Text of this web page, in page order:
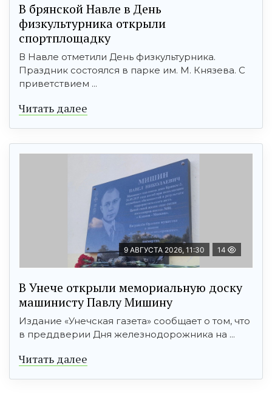
В брянской Навле в День
физкультурника открыли
спортплощадку
В Навле отметили День физкультурника.
Праздник состоялся в парке им. М. Князева. С
приветствием ...
Читать далее
9 АВГУСТА 2026, 11:30 14
В Унече открыли мемориальную доску
машинисту Павлу Мишину
Издание «Унечская газета» сообщает о том, что
в преддверии Дня железнодорожника на ...
Читать далее